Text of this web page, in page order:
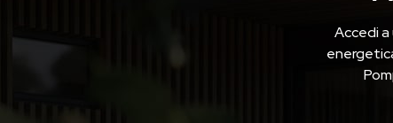
Accedi a